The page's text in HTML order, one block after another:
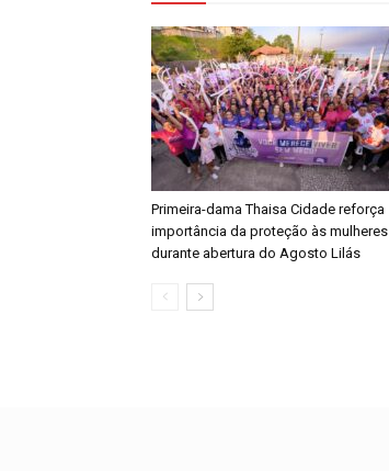
Primeira-dama Thaisa Cidade reforça
importância da proteção às mulheres
durante abertura do Agosto Lilás